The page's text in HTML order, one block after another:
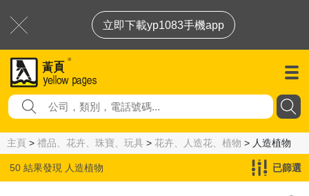
立即下載yp1083手機app
主頁 > 禮品、花卉、珠寶、玩具 > 花卉、人造花、植物 > 人造植物
50 結果發現 人造植物 已篩選